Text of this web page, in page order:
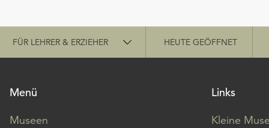
Schnellzugriff
FÜR LEHRER & ERZIEHER HEUTE GEÖFFNET
Menü
Museen
Links
Kleine